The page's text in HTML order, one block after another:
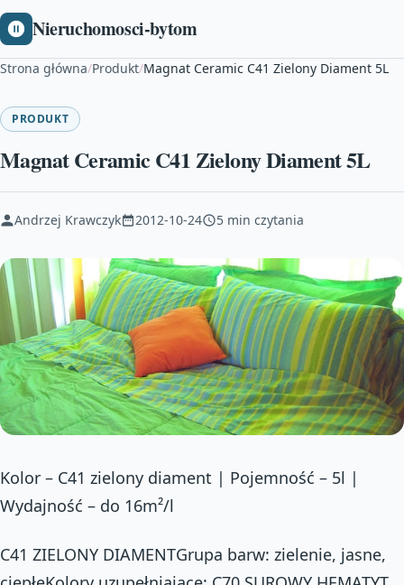
Nieruchomosci-bytom
Strona główna/Produkt/Magnat Ceramic C41 Zielony Diament 5L
PRODUKT
Magnat Ceramic C41 Zielony Diament 5L
Andrzej Krawczyk 2012-10-24 5 min czytania
Kolor – C41 zielony diament | Pojemność – 5l |
Wydajność – do 16m²/l
C41 ZIELONY DIAMENTGrupa barw: zielenie, jasne,